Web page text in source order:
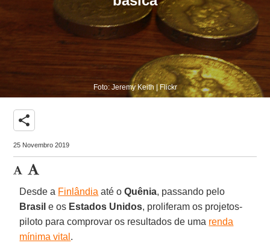
Foto: Jeremy Keith | Flickr
share
25 Novembro 2019
Desde a Finlândia até oQuênia, passando pelo
Brasil e os Estados Unidos, proliferam os projetos-
piloto para comprovar os resultados de uma renda
mínima vital .